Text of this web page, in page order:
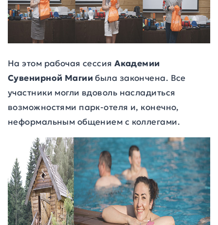
На этом рабочая сессияАкадемии
Сувенирной Магии была закончена. Все
участники могли вдоволь насладиться
возможностями парк-отеля и, конечно,
неформальным общением с коллегами.